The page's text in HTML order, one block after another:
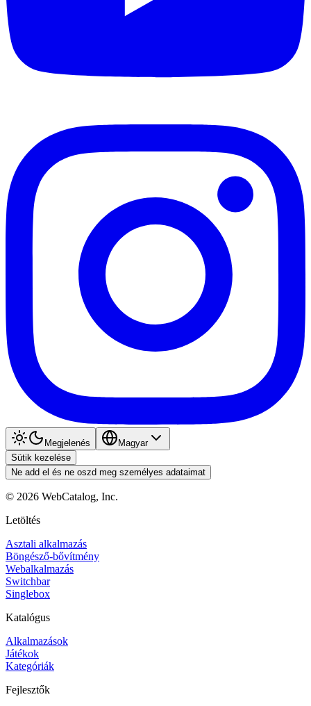
Megjelenés
Magyar
Sütik kezelése
Ne add el és ne oszd meg személyes adataimat
© 2026 WebCatalog, Inc.
Letöltés
Asztali alkalmazás
Böngésző-bővítmény
Webalkalmazás
Switchbar
Singlebox
Katalógus
Alkalmazások
Játékok
Kategóriák
Fejlesztők